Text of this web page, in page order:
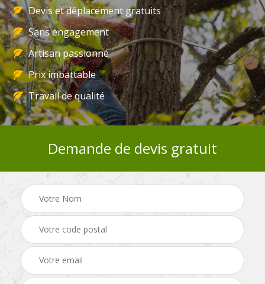
Devis et déplacement gratuits
Sans engagement
Artisan passionné
Prix imbattable
Travail de qualité
Demande de devis gratuit